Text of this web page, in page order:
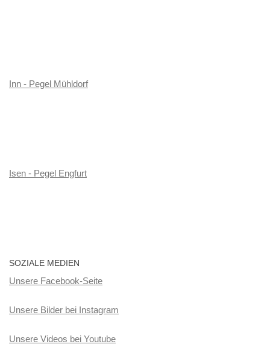
Inn - Pegel Mühldorf
Isen - Pegel Engfurt
SOZIALE MEDIEN
Unsere Facebook-Seite
Unsere Bilder bei Instagram
Unsere Videos bei Youtube